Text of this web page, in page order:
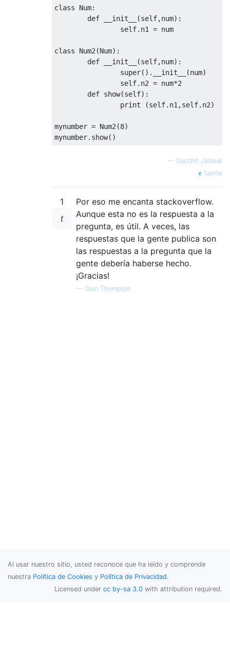
class Num:
def
__init__ (self,num):
                self.n1 = num
class Num2 (Num):
def
__init__ (self,num):
                super().__init__(num)
                self.n2 = num*
2
def show(self):
print (self.n1,self.n2)
mynumber = Num2(8)
— Sacchit Jaiswal
fuente
1
Por eso me encanta stackoverflow.
Aunque esta no es la respuesta a la
pregunta, es útil. A veces, las
respuestas que la gente publica son
las respuestas a la pregunta que la
gente debería haberse hecho.
¡Gracias!
— Glen Thompson
Al usar nuestro sitio, usted reconoce que ha leído y comprende
nuestra Política de Cookies y Política de Privacidad.
Licensed under cc by-sa 3.0 with attribution required.